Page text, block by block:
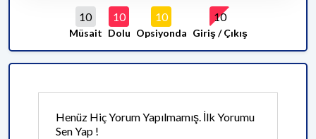
10
Müsait
10
Dolu
10
Opsiyonda
10
Giriş / Çıkış
Henüz Hiç Yorum Yapılmamış. İlk Yorumu
Sen Yap !